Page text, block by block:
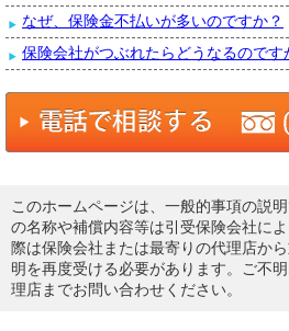
なぜ、保険金不払いが多いのですか？
保険会社がつぶれたらどうなるのです
このホームページは、一般的事項の説
の名称や補償内容等は引受保険会社に
際は保険会社または最寄りの代理店か
明を再度受ける必要があります。ご不
理店までお問い合わせください。